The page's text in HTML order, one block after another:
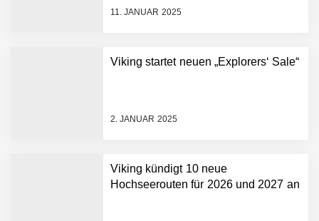
11. JANUAR 2025
Viking startet neuen „Explorers‘ Sale“
2. JANUAR 2025
Viking kündigt 10 neue
Hochseerouten für 2026 und 2027 an